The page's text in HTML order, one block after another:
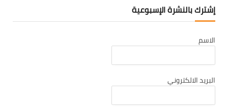
كانون ثاني 2026
تشرين ثاني 2025
تشرين أول 2025
أيلول 2025
إشترك بالنشرة الإسبوعية
الاسم
البريد الالكتروني